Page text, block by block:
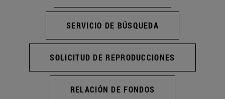
SERVICIO DE BÚSQUEDA
SOLICITUD DE REPRODUCCIONES
RELACIÓN DE FONDOS